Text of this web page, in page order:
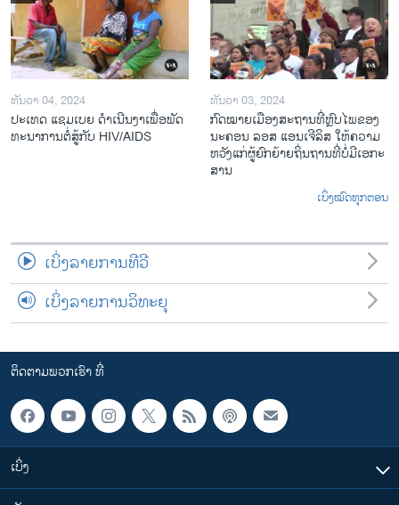
ທັນວາ 04, 2024
ປະ​ເທດ ແຊມ​ເບຍ ດຳ​ເນີນ​ງາ​ເພື່ອ​ພັດ​
ທະ​ນາ​ການ​ຕໍ່​ສູ້​ກັບ​ HIV/AIDS
ທັນວາ 03, 2024
ກົດ​ໝາຍ​ເມືອງ​ສະ​ຖານ​ທີ່ຫຼົບ​ໄພ​ຂອງ​
ນະ​ຄອນ ລອ​ສ ແອນ​ເຈີ​ລິ​ສ ໃຫ້​ຄວາມ​
ຫວັງ​ແກ່​ຜູ້​ຍົກ​ຍ້າຍ​ຖິ່ນ​ຖານ​ທີ່ບໍ່​ມີ​ເອ​ກະ​
ສານ
ເບິ່ງໝົດທຸກຕອນ
ເບິ່ງລາຍການທີວີ
ເບິ່ງລາຍການວິທະຍຸ
ຕິດຕາມພວກເຮົາ ທີ່
ເບິ່ງ